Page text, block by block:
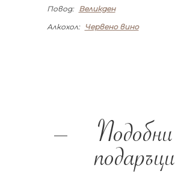
Повод:
Великден
Алкохол:
Червено вино
Подобни
подаръци